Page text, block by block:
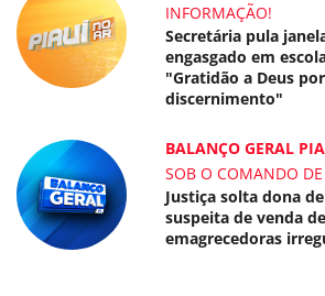
INFORMAÇÃO!
Secretária pula
engasgado em
"Gratidão a Deus
discernimento"
BALANÇO GERAL
SOB O COMANDO DE
Justiça solta dona
suspeita de venda
emagrecedoras